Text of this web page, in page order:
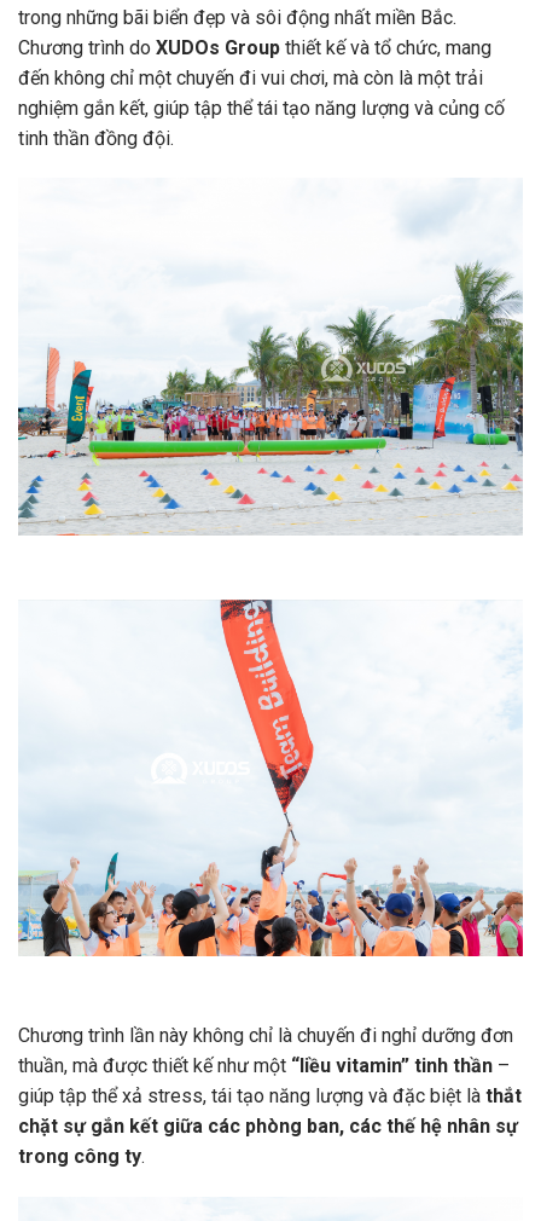
trong những bãi biển đẹp và sôi động nhất miền Bắc.
Chương trình do XUDOs Group thiết kế và tổ chức, mang
đến không chỉ một chuyến đi vui chơi, mà còn là một trải
nghiệm gắn kết, giúp tập thể tái tạo năng lượng và củng cố
tinh thần đồng đội.
Chương trình lần này không chỉ là chuyến đi nghỉ dưỡng đơn
thuần, mà được thiết kế như một “liều vitamin” tinh thần –
giúp tập thể xả stress, tái tạo năng lượng và đặc biệt là thắt
chặt sự gắn kết giữa các phòng ban, các thế hệ nhân sự
trong công ty.